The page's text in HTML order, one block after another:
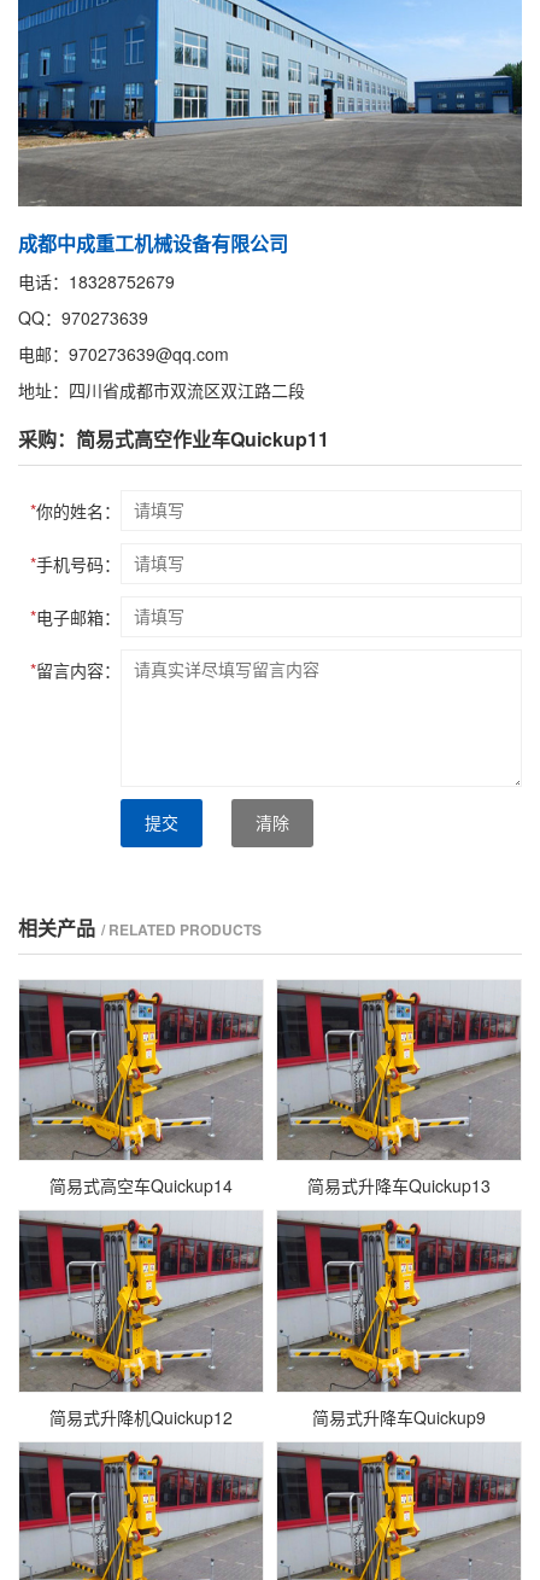
成都中成重工机械设备有限公司
电话：18328752679
QQ：970273639
电邮：970273639@qq.com
地址：四川省成都市双流区双江路二段
采购：简易式高空作业车Quickup11
*你的姓名：
*手机号码：
*电子邮箱：
*留言内容：
提交 清除
相关产品 / RELATED PRODUCTS
简易式高空车Quickup14 简易式升降车Quickup13
简易式升降机Quickup12 简易式升降车Quickup9